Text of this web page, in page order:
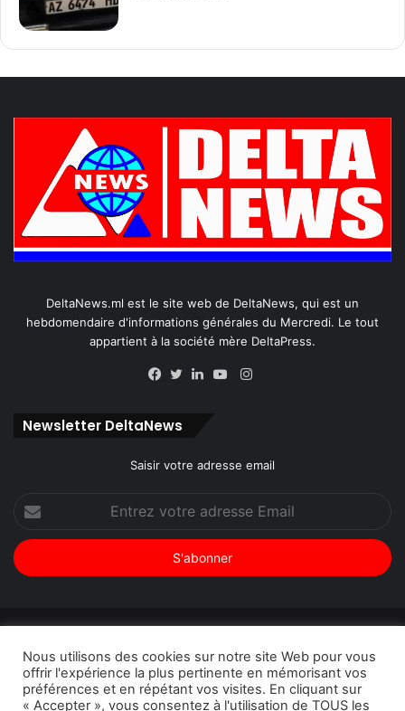
DeltaNews.ml est le site web de DeltaNews, qui est un
hebdomendaire d'informations générales du Mercredi. Le tout
appartient à la société mère DeltaPress.
Instagram
Newsletter DeltaNews
Saisir votre adresse email
votre
adresse
Email
DeltaPress| ConceptionDoucSoft Technologies
Annonces
Contact Politique de confidentialité
Nous utilisons des cookies sur notre site Web pour vous
offrir l'expérience la plus pertinente en mémorisant vos
préférences et en répétant vos visites. En cliquant sur
« Accepter », vous consentez à l'utilisation de TOUS les